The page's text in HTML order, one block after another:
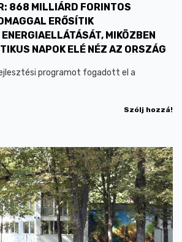
868 MILLIÁRD FORINTOS
ERŐSÍTIK
MIKÖZBEN
NAPOK ELÉ NÉZ AZ ORSZÁG
programot fogadott el a
Szólj hozzá!